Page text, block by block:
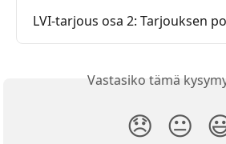
LVI-tarjous osa 2: Tarjouksen
Vastasiko tämä
😞 😐